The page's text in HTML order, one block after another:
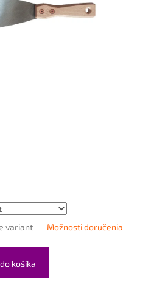
variant Možnosti doručenia
košíka